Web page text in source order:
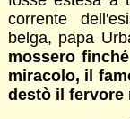
corrente
belga, papa
mossero
miracolo, il
destò il fervore